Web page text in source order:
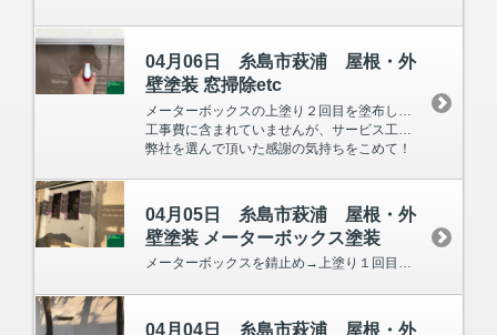
04月06日 糸島市萩浦 屋根・外
壁塗装 窓掃除etc
工事費に含まれていませんが、サービス工事として窓拭き等、弊社ではしています。
弊社を選んで頂いた感謝の気持ちをこめて！
04月05日 糸島市萩浦 屋根・外
壁塗装 メーターボックス塗装
メーターボックスを錆止め→上塗り１回目と塗布していきました。
04月04日 糸島市萩浦 屋根・外